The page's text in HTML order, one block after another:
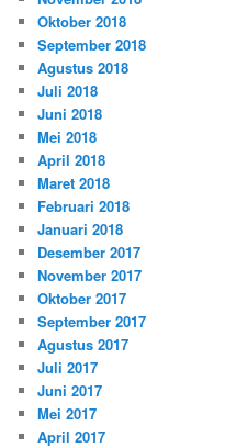
Oktober 2018
September 2018
Agustus 2018
Juli 2018
Juni 2018
Mei 2018
April 2018
Maret 2018
Februari 2018
Januari 2018
Desember 2017
November 2017
Oktober 2017
September 2017
Agustus 2017
Juli 2017
Juni 2017
Mei 2017
April 2017